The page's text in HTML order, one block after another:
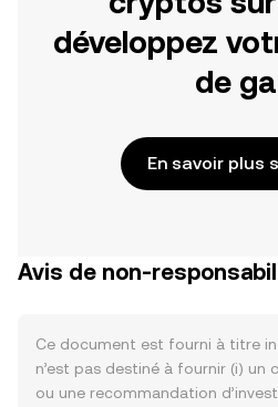
développez
de
En savoir plus
Avis de non-
Ce document est fourni à titre
n’est pas destiné à fournir (i) un
ou une recommandation